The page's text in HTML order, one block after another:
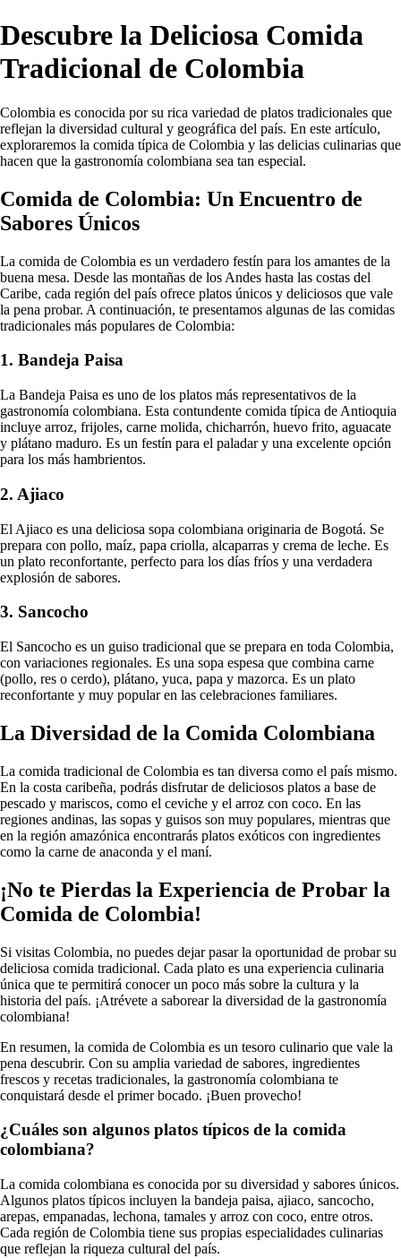
Descubre la Deliciosa Comida
Tradicional de Colombia
Colombia es conocida por su rica variedad de platos tradicionales que
reflejan la diversidad cultural y geográfica del país. En este artículo,
exploraremos la comida típica de Colombia y las delicias culinarias que
hacen que la gastronomía colombiana sea tan especial.
Comida de Colombia: Un Encuentro de
Sabores Únicos
La comida de Colombia es un verdadero festín para los amantes de la
buena mesa. Desde las montañas de los Andes hasta las costas del
Caribe, cada región del país ofrece platos únicos y deliciosos que vale
la pena probar. A continuación, te presentamos algunas de las comidas
tradicionales más populares de Colombia:
1. Bandeja Paisa
La Bandeja Paisa es uno de los platos más representativos de la
gastronomía colombiana. Esta contundente comida típica de Antioquia
incluye arroz, frijoles, carne molida, chicharrón, huevo frito, aguacate
y plátano maduro. Es un festín para el paladar y una excelente opción
para los más hambrientos.
2. Ajiaco
El Ajiaco es una deliciosa sopa colombiana originaria de Bogotá. Se
prepara con pollo, maíz, papa criolla, alcaparras y crema de leche. Es
un plato reconfortante, perfecto para los días fríos y una verdadera
explosión de sabores.
3. Sancocho
El Sancocho es un guiso tradicional que se prepara en toda Colombia,
con variaciones regionales. Es una sopa espesa que combina carne
(pollo, res o cerdo), plátano, yuca, papa y mazorca. Es un plato
reconfortante y muy popular en las celebraciones familiares.
La Diversidad de la Comida Colombiana
La comida tradicional de Colombia es tan diversa como el país mismo.
En la costa caribeña, podrás disfrutar de deliciosos platos a base de
pescado y mariscos, como el ceviche y el arroz con coco. En las
regiones andinas, las sopas y guisos son muy populares, mientras que
en la región amazónica encontrarás platos exóticos con ingredientes
como la carne de anaconda y el maní.
¡No te Pierdas la Experiencia de Probar la
Comida de Colombia!
Si visitas Colombia, no puedes dejar pasar la oportunidad de probar su
deliciosa comida tradicional. Cada plato es una experiencia culinaria
única que te permitirá conocer un poco más sobre la cultura y la
historia del país. ¡Atrévete a saborear la diversidad de la gastronomía
colombiana!
En resumen, la comida de Colombia es un tesoro culinario que vale la
pena descubrir. Con su amplia variedad de sabores, ingredientes
frescos y recetas tradicionales, la gastronomía colombiana te
conquistará desde el primer bocado. ¡Buen provecho!
¿Cuáles son algunos platos típicos de la comida
colombiana?
La comida colombiana es conocida por su diversidad y sabores únicos.
Algunos platos típicos incluyen la bandeja paisa, ajiaco, sancocho,
arepas, empanadas, lechona, tamales y arroz con coco, entre otros.
Cada región de Colombia tiene sus propias especialidades culinarias
que reflejan la riqueza cultural del país.